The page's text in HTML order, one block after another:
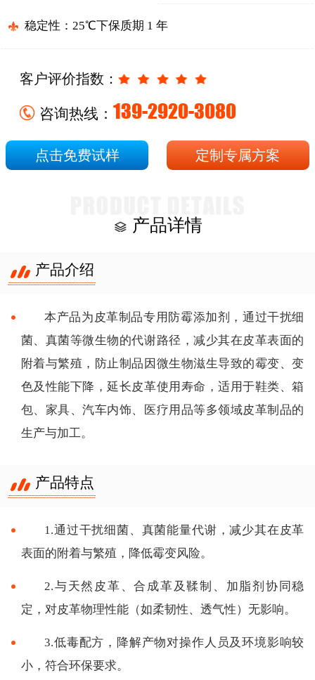
稳定性：25℃下保质期 1 年
客户评价指数：
咨询热线： 139-2920-3080
点击免费试样 定制专属方案
产品详情
产品介绍
本产品为皮革制品专用防霉添加剂，通过干扰细
菌、真菌等微生物的代谢路径，减少其在皮革表面的
附着与繁殖，防止制品因微生物滋生导致的霉变、变
色及性能下降，延长皮革使用寿命，适用于鞋类、箱
包、家具、汽车内饰、医疗用品等多领域皮革制品的
生产与加工。
产品特点
1.通过干扰细菌、真菌能量代谢，减少其在皮革
表面的附着与繁殖，降低霉变风险。
2.与天然皮革、合成革及鞣制、加脂剂协同稳
定，对皮革物理性能（如柔韧性、透气性）无影响。
3.低毒配方，降解产物对操作人员及环境影响较
小，符合环保要求。